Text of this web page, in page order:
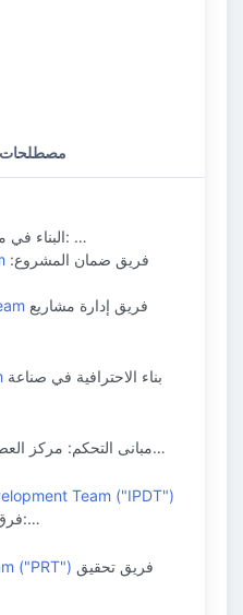
مصطلحات
البناء في مجال النفط والغاز: …
مبانى التحكم: مركز العصب للعم…
Team ("IPDT")
فرق تطوير المنتجات المتكاملة:…
("PRT")